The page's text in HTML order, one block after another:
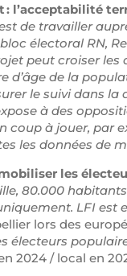
: l’acceptabilité
est de travailler
électoral RN,
peut croiser
d’âge de la
le suivi dans
à des
coup à jouer, par
les données de
les
80.000
LFI est
lors des
électeurs
2024 / local en